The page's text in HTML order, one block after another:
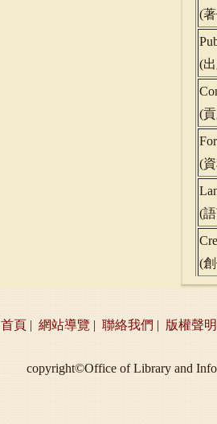
(
(
(
(
(
(
首頁 | 網站導覽 | 聯絡我們 | 版權聲明
copyright©Office of Library and